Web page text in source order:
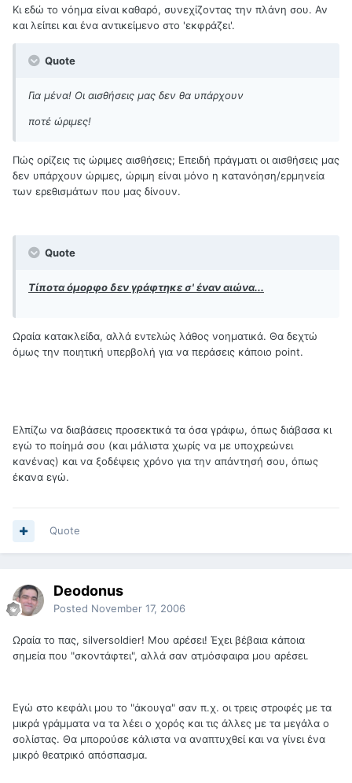
Κι εδώ το νόημα είναι καθαρό, συνεχίζοντας την πλάνη σου. Αν
και λείπει και ένα αντικείμενο στο 'εκφράζει'.
Quote
Για μένα! Οι αισθήσεις μας δεν θα υπάρχουν
ποτέ ώριμες!
Πώς ορίζεις τις ώριμες αισθήσεις; Επειδή πράγματι οι αισθήσεις μας
δεν υπάρχουν ώριμες, ώριμη είναι μόνο η κατανόηση/ερμηνεία
των ερεθισμάτων που μας δίνουν.
Quote
Τίποτα όμορφο δεν γράφτηκε σ' έναν αιώνα...
Ωραία κατακλείδα, αλλά εντελώς λάθος νοηματικά. Θα δεχτώ
όμως την ποιητική υπερβολή για να περάσεις κάποιο point.
Ελπίζω να διαβάσεις προσεκτικά τα όσα γράφω, όπως διάβασα κι
εγώ το ποίημά σου (και μάλιστα χωρίς να με υποχρεώνει
κανένας) και να ξοδέψεις χρόνο για την απάντησή σου, όπως
έκανα εγώ.
Quote
Deodonus
Posted November 17, 2006
Ωραία το πας, silversoldier! Μου αρέσει! Έχει βέβαια κάποια
σημεία που "σκοντάφτει", αλλά σαν ατμόσφαιρα μου αρέσει.
Εγώ στο κεφάλι μου το "άκουγα" σαν π.χ. οι τρεις στροφές με τα
μικρά γράμματα να τα λέει ο χορός και τις άλλες με τα μεγάλα ο
σολίστας. Θα μπορούσε κάλιστα να αναπτυχθεί και να γίνει ένα
μικρό θεατρικό απόσπασμα.